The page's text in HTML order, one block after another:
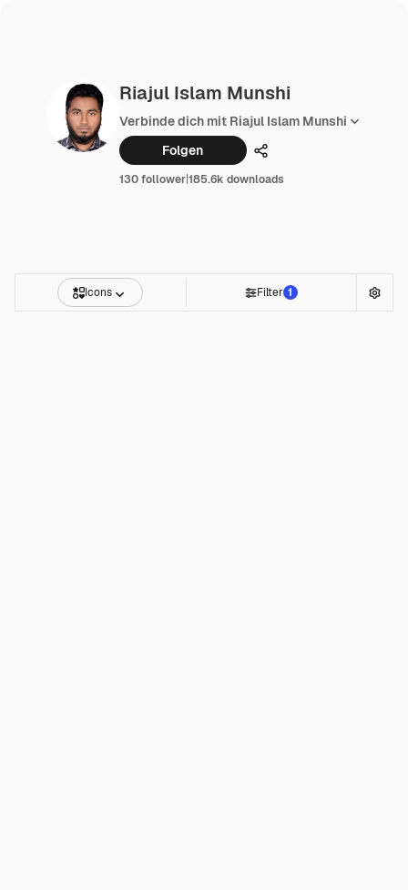
Riajul Islam Munshi
Verbinde dich mit Riajul Islam Munshi
Folgen
Teilen
130 follower|185.6k downloads
Icons Filter 1